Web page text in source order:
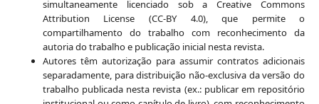
simultaneamente licenciado sob a Creative Commons
Attribution License (CC-BY 4.0), que permite o
compartilhamento do trabalho com reconhecimento da
autoria do trabalho e publicação inicial nesta revista.
Autores têm autorização para assumir contratos adicionais
separadamente, para distribuição não-exclusiva da versão do
trabalho publicada nesta revista (ex.: publicar em repositório